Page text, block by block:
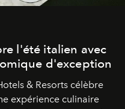
l'été italien avec
d'exception
& Resorts célèbre
expérience culinaire